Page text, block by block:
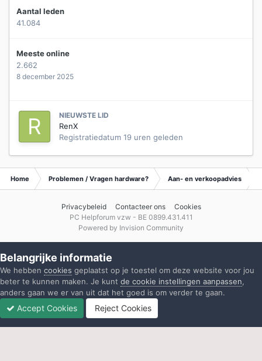
Aantal leden
41.084
Meeste online
2.662
8 december 2025
NIEUWSTE LID
RenX
Registratiedatum 19 uren geleden
Home Problemen / Vragen hardware? Aan- en verkoopadvies
Privacybeleid Contacteer ons
Cookies
PC Helpforum vzw - BE 0899.431.411
Powered by Invision Community
Belangrijke informatie
We hebben cookies geplaatst op je toestel om deze website voor jou
beter te kunnen maken. Je kunt de cookie instellingen aanpassen,
anders gaan we er van uit dat het goed is om verder te gaan.
Accept Cookies Reject Cookies
Ongelezen